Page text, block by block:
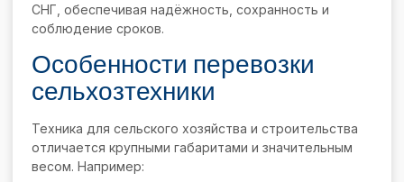
СНГ, обеспечивая надёжность, сохранность и
соблюдение сроков.
Особенности перевозки
сельхозтехники
Техника для сельского хозяйства и строительства
отличается крупными габаритами и значительным
весом. Например: